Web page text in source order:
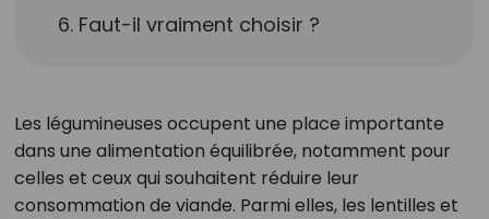
6. Faut-il vraiment choisir ?
Les légumineuses occupent une place importante
dans une alimentation équilibrée, notamment pour
celles et ceux qui souhaitent réduire leur
consommation de viande. Parmi elles, les lentilles et